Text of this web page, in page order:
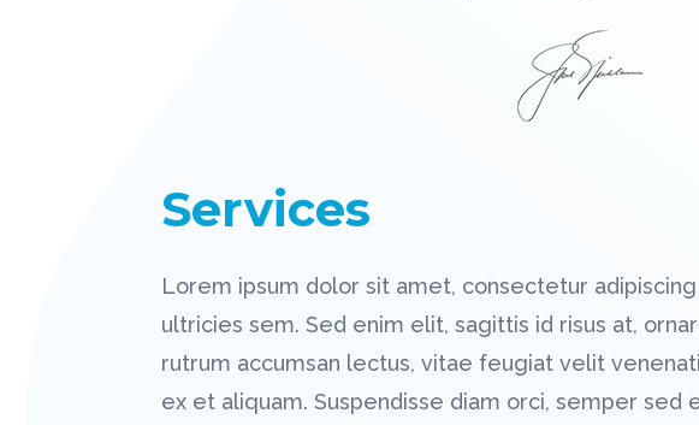
Services
Lorem ipsum dolor sit amet, consectetur
ultricies sem. Sed enim elit, sagittis id risus at,
rutrum accumsan lectus, vitae feugiat velit
ex et aliquam. Suspendisse diam orci, semper sed